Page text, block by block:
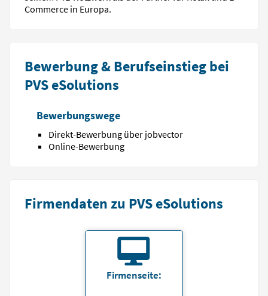
Commerce in Europa.
Bewerbung & Berufseinstieg bei
PVS eSolutions
Bewerbungswege
Direkt-Bewerbung über jobvector
Online-Bewerbung
Firmendaten zu PVS eSolutions
Firmenseite: